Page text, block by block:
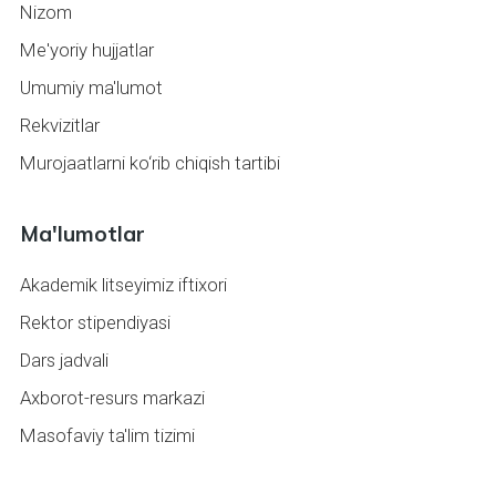
Nizom
Me'yoriy hujjatlar
Umumiy ma'lumot
Rekvizitlar
Murojaatlarni ko‘rib chiqish tartibi
Ma'lumotlar
Akademik litseyimiz iftixori
Rektor stipendiyasi
Dars jadvali
Axborot-resurs markazi
Masofaviy ta'lim tizimi